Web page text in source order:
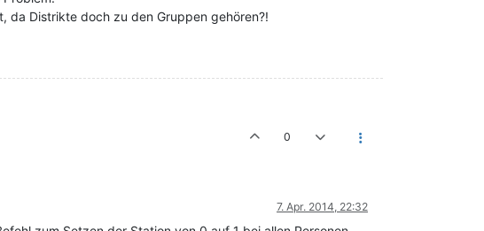
da Distrikte doch zu den Gruppen gehören?!
0
7. Apr. 2014, 22:32